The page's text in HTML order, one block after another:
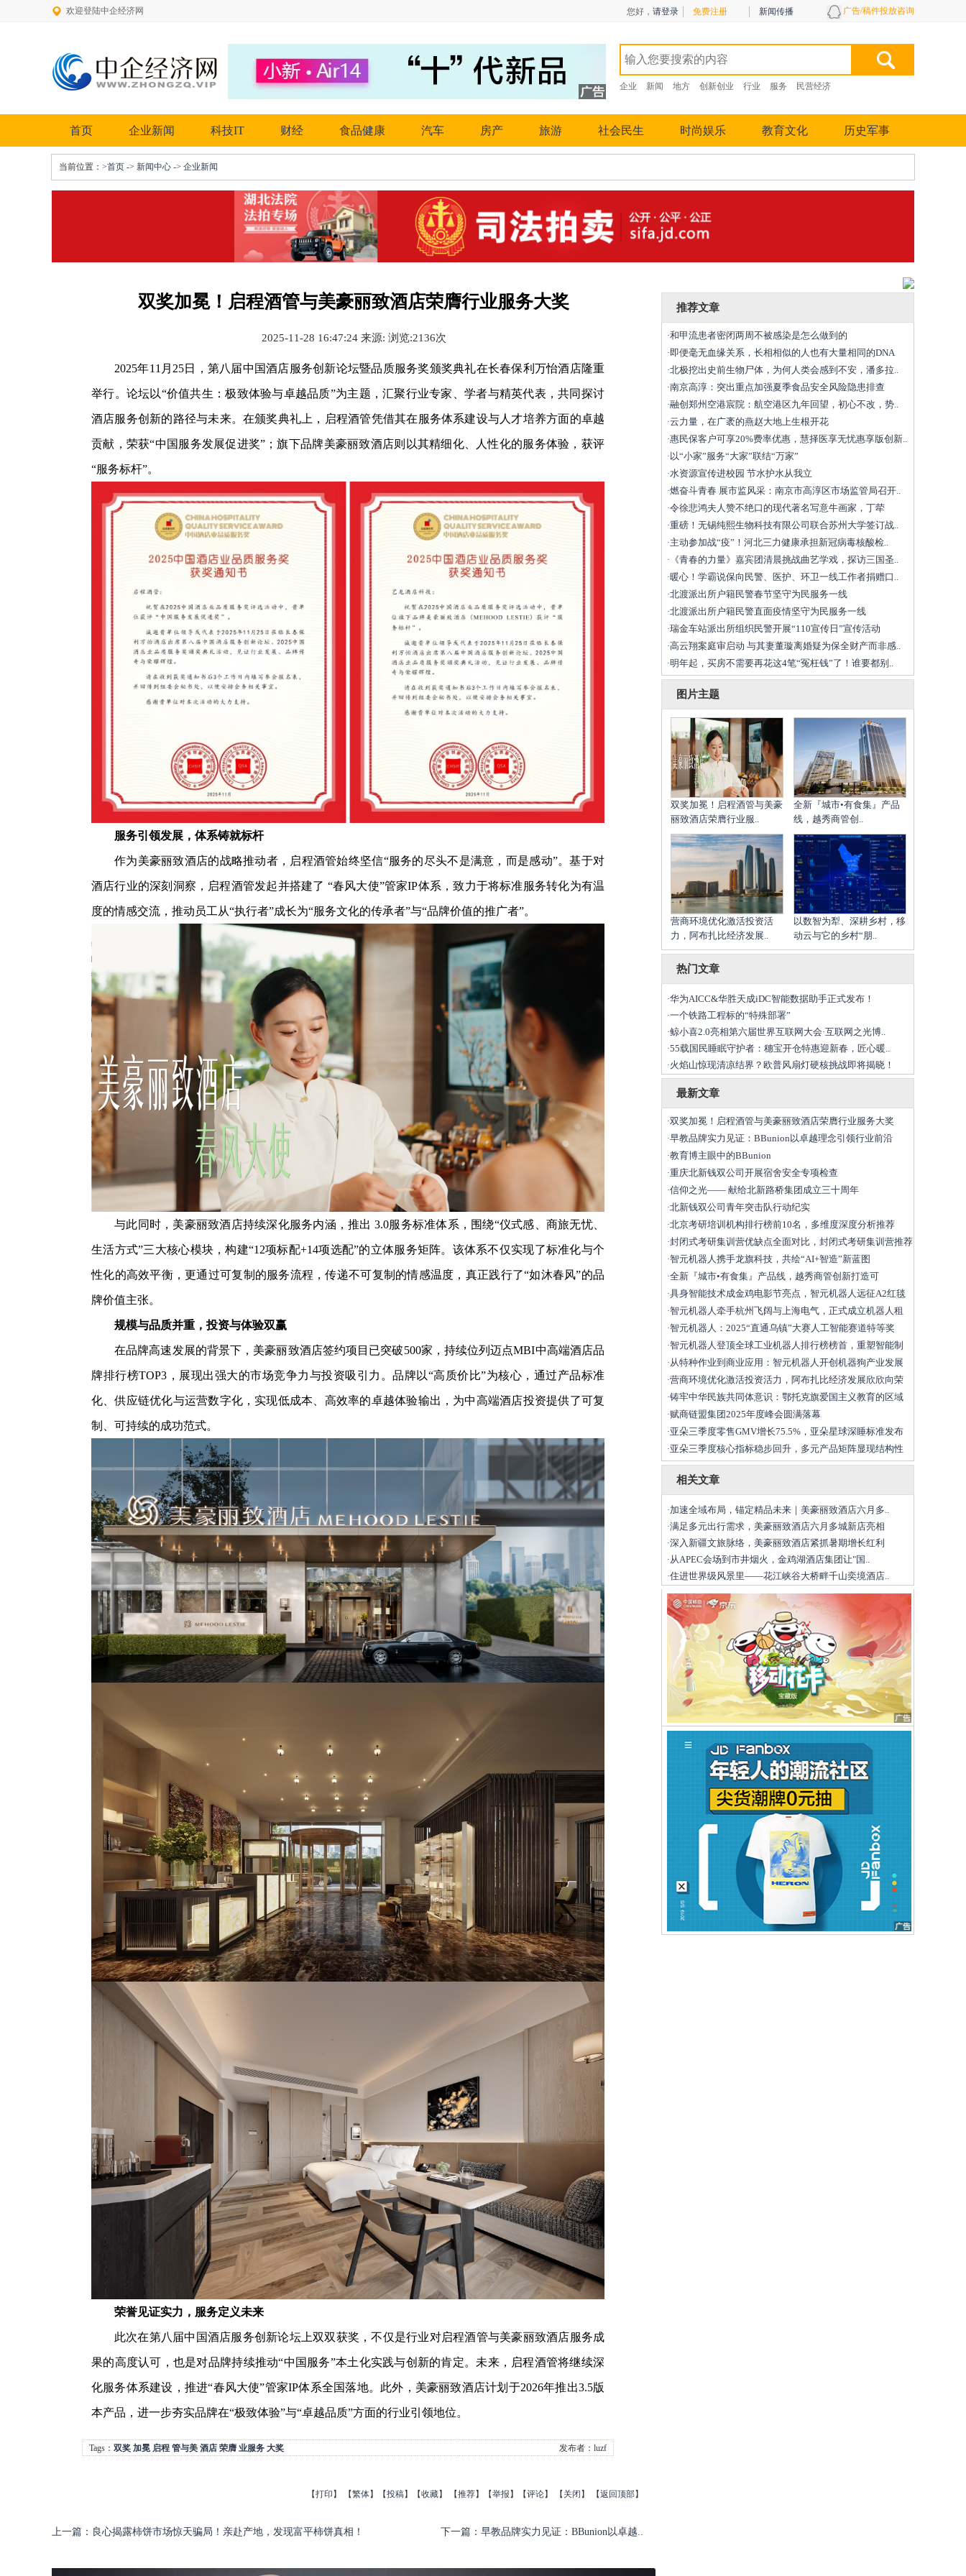
欢迎登陆中企经济网 您好， 请登录 免费注册 新闻传播 广告/稿件投放咨询
企业 新闻 地方 创新创业 行业 服务 民营经济
首页 企业新闻 科技IT 财经 食品健康 汽车 房产 旅游 社会民生 时尚娱乐 教育文化 历史军事
当前位置： >首页 -> 新闻中心 -> 企业新闻
双奖加冕！启程酒管与美豪丽致酒店荣膺行业服务大奖
2025-11-28 16:47:24 来源: 浏览:2136次
2025年11月25日，第八届中国酒店服务创新论坛暨品质服务奖颁奖典礼在长春保利万怡酒店隆重
举行。论坛以“价值共生：极致体验与卓越品质”为主题，汇聚行业专家、学者与精英代表，共同探讨
酒店服务创新的路径与未来。在颁奖典礼上，启程酒管凭借其在服务体系建设与人才培养方面的卓越
贡献，荣获“中国服务发展促进奖”；旗下品牌美豪丽致酒店则以其精细化、人性化的服务体验，获评
“服务标杆”。
服务引领发展，体系铸就标杆
作为美豪丽致酒店的战略推动者，启程酒管始终坚信“服务的尽头不是满意，而是感动”。基于对
酒店行业的深刻洞察，启程酒管发起并搭建了 “春风大使”管家IP体系，致力于将标准服务转化为有温
度的情感交流，推动员工从“执行者”成长为“服务文化的传承者”与“品牌价值的推广者”。
与此同时，美豪丽致酒店持续深化服务内涵，推出 3.0服务标准体系，围绕“仪式感、商旅无忧、
生活方式”三大核心模块，构建“12项标配+14项选配”的立体服务矩阵。该体系不仅实现了标准化与个
性化的高效平衡，更通过可复制的服务流程，传递不可复制的情感温度，真正践行了“如沐春风”的品
牌价值主张。
规模与品质并重，投资与体验双赢
在品牌高速发展的背景下，美豪丽致酒店签约项目已突破500家，持续位列迈点MBI中高端酒店品
牌排行榜TOP3，展现出强大的市场竞争力与投资吸引力。品牌以“高质价比”为核心，通过产品标准
化、供应链优化与运营数字化，实现低成本、高效率的卓越体验输出，为中高端酒店投资提供了可复
制、可持续的成功范式。
荣誉见证实力，服务定义未来
此次在第八届中国酒店服务创新论坛上双双获奖，不仅是行业对启程酒管与美豪丽致酒店服务成
果的高度认可，也是对品牌持续推动“中国服务”本土化实践与创新的肯定。未来，启程酒管将继续深
化服务体系建设，推进“春风大使”管家IP体系全国落地。此外，美豪丽致酒店计划于2026年推出3.5版
本产品，进一步夯实品牌在“极致体验”与“卓越品质”方面的行业引领地位。
Tags： 双奖 加冕 启程 管与美 酒店 荣膺 业服务 大奖 发布者： luzf
【打印 】 【繁体】【投稿】【收藏】 【推荐】【举报 】【评论】 【 关闭 】 【返回顶部】
上一篇 ： 良心揭露柿饼市场惊天骗局！亲赴产地，发现富平柿饼真相！ 下一篇 ： 早教品牌实力见证：BBunion以卓越..
推荐文章
·和甲流患者密闭两周不被感染是怎么做到的
·即便毫无血缘关系，长相相似的人也有大量相同的DNA
·北极挖出史前生物尸体，为何人类会感到不安，潘多拉..
·南京高淳：突出重点加强夏季食品安全风险隐患排查
·融创郑州空港宸院：航空港区九年回望，初心不改，势..
·云力量，在广袤的燕赵大地上生根开花
·惠民保客户可享20%费率优惠，慧择医享无忧惠享版创新..
· 以“小家”服务“大家”联结“万家”
·水资源宣传进校园 节水护水从我立
·燃奋斗青春 展市监风采：南京市高淳区市场监管局召开..
·令徐悲鸿夫人赞不绝口的现代著名写意牛画家，丁荦
·重磅！无锡纯熙生物科技有限公司联合苏州大学签订战..
·主动参加战“疫”！河北三力健康承担新冠病毒核酸检..
· 《青春的力量》嘉宾团清晨挑战曲艺学戏，探访三国圣..
·暖心！学霸说保向民警、医护、环卫一线工作者捐赠口..
·北渡派出所户籍民警春节坚守为民服务一线
·北渡派出所户籍民警直面疫情坚守为民服务一线
·瑞金车站派出所组织民警开展“110宣传日”宣传活动
·高云翔案庭审启动 与其妻董璇离婚疑为保全财产而非感..
·明年起，买房不需要再花这4笔“冤枉钱”了！谁要都别..
图片主题
双奖加冕！启程酒管与美豪
丽致酒店荣膺行业服..
全新『城市•有食集』产品
线，越秀商管创..
营商环境优化激活投资活
力，阿布扎比经济发展..
以数智为犁、深耕乡村，移
动云与它的乡村“朋..
热门文章
·华为AICC&华胜天成iDC智能数据助手正式发布！
·一个铁路工程标的“特殊部署”
·鲸小喜2.0亮相第六届世界互联网大会·互联网之光博..
·55载国民睡眠守护者：穗宝开仓特惠迎新春，匠心暖..
·火焰山惊现清凉结界？欧普风扇灯硬核挑战即将揭晓！
最新文章
·双奖加冕！启程酒管与美豪丽致酒店荣膺行业服务大奖
·早教品牌实力见证：BBunion以卓越理念引领行业前沿
·教育博主眼中的BBunion
·重庆北新钱双公司开展宿舍安全专项检查
·​信仰之光—— 献给北新路桥集团成立三十周年
·北新钱双公司青年突击队行动纪实
·北京考研培训机构排行榜前10名，多维度深度分析推荐
·封闭式考研集训营优缺点全面对比，封闭式考研集训营推荐
·智元机器人携手龙旗科技，共绘“AI+智造”新蓝图
·全新『城市•有食集』产品线，越秀商管创新打造可
·具身智能技术成金鸡电影节亮点，智元机器人远征A2红毯
·智元机器人牵手杭州飞阔与上海电气，正式成立机器人租
·智元机器人：2025“直通乌镇”大赛人工智能赛道特等奖
·智元机器人登顶全球工业机器人排行榜榜首，重塑智能制
·从特种作业到商业应用：智元机器人开创机器狗产业发展
·营商环境优化激活投资活力，阿布扎比经济发展欣欣向荣
·铸牢中华民族共同体意识：鄂托克旗爱国主义教育的区域
·赋商链盟集团2025年度峰会圆满落幕
·亚朵三季度零售GMV增长75.5%，亚朵星球深睡标准发布
·亚朵三季度核心指标稳步回升，多元产品矩阵显现结构性
相关文章
·加速全域布局，锚定精品未来｜美豪丽致酒店六月多..
·满足多元出行需求，美豪丽致酒店六月多城新店亮相
·深入新疆文旅脉络，美豪丽致酒店紧抓暑期增长红利
·从APEC会场到市井烟火，金鸡湖酒店集团让"国..
·住进世界级风景里——花江峡谷大桥畔千山奕境酒店..